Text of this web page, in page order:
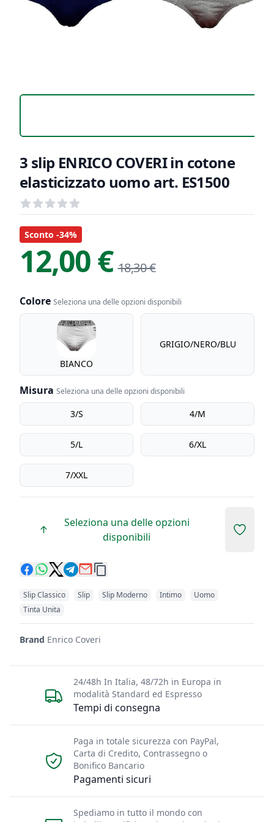
3 slip ENRICO COVERI in cotone
elasticizzato uomo art. ES1500
Recensioni
out of 5 stars
Informazioni Prodotto
Descrizione riassuntiva
Sconto -34%
12,00 € 18,30 €
Colore Seleziona una delle opzioni disponibili
Colore
BIANCO
GRIGIO/NERO/BLU
Misura Seleziona una delle opzioni disponibili
Misura 3/S 4/M
5/L 6/XL
7/XXL
Seleziona una delle opzioni
disponibili
Add to
Slip Classico Slip Slip Moderno Intimo
Uomo
Tinta Unita
Brand Enrico Coveri
Tempi di consegna
24/48h In Italia, 48/72h in Europa in
modalità Standard ed Espresso
Pagamenti sicuri
Paga in totale sicurezza con PayPal,
Carta di Credito, Contrassegno o
Bonifico Bancario
Spediamo in tutto il mondo con